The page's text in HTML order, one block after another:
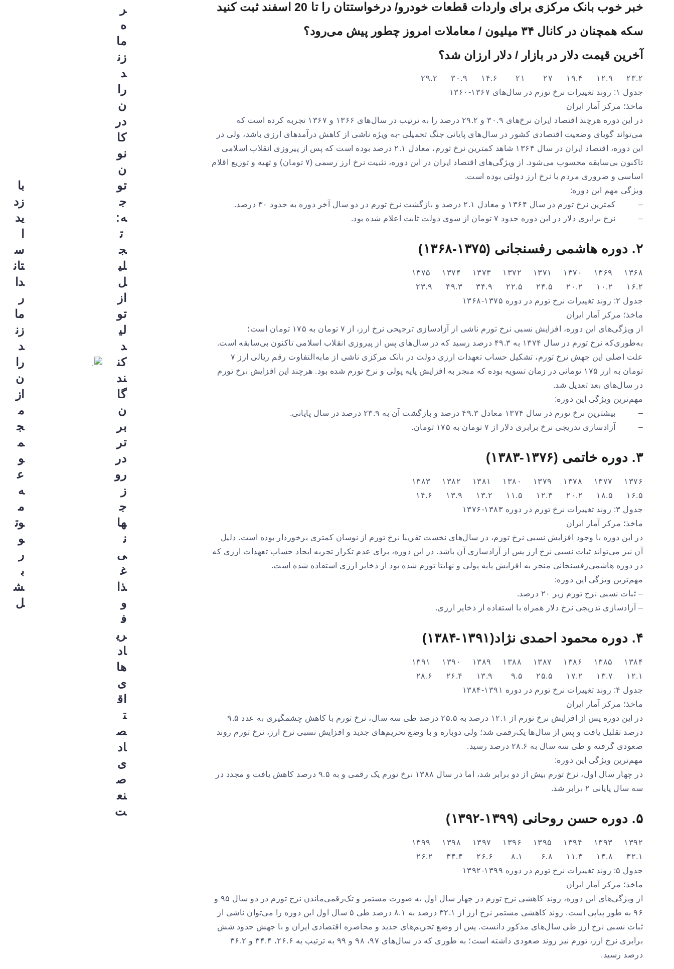
خبر خوب بانک مرکزی برای واردات قطعات خودرو/ درخواستتان را تا 20 اسفند ثبت کنید
سکه همچنان در کانال ۳۴ میلیون / معاملات امروز چطور پیش می‌رود؟
آخرین قیمت دلار در بازار / دلار ارزان شد؟
۲۳.۲ ۱۲.۹ ۱۹.۴ ۲۷ ۲۱ ۱۴.۶ ۳۰.۹ ۲۹.۲
جدول ۱: روند تغییرات نرخ تورم در سال‌های ۱۳۶۷-۱۳۶۰
ماخذ؛ مرکز آمار ایران
در این دوره هرچند اقتصاد ایران نرخ‌های ۳۰.۹ و ۲۹.۲ درصد را به ترتیب در سال‌های ۱۳۶۶ و ۱۳۶۷ تجربه کرده است که
می‌تواند گویای وضعیت اقتصادی کشور در سال‌های پایانی جنگ تحمیلی -به ویژه ناشی از کاهش درآمد‌های ارزی باشد، ولی در
این دوره، اقتصاد ایران در سال ۱۳۶۴ شاهد کمترین نرخ تورم، معادل ۲.۱ درصد بوده است که پس از پیروزی انقلاب اسلامی
تاکنون بی‌سابقه محسوب می‌شود. از ویژگی‌های اقتصاد ایران در این دوره، تثبیت نرخ ارز رسمی (۷ تومان) و تهیه و توزیع اقلام
اساسی و ضروری مردم با نرخ ارز دولتی بوده است.
ویژگی مهم این دوره:
– کمترین نرخ تورم در سال ۱۳۶۴ و معادل ۲.۱ درصد و بازگشت نرخ تورم در دو سال آخر دوره به حدود ۳۰ درصد.
– نرخ برابری دلار در این دوره حدود ۷ تومان از سوی دولت ثابت اعلام شده بود.
۲. دوره هاشمی رفسنجانی (۱۳۷۵-۱۳۶۸)
۱۳۶۸ ۱۳۶۹ ۱۳۷۰ ۱۳۷۱ ۱۳۷۲ ۱۳۷۳ ۱۳۷۴ ۱۳۷۵
۱۶.۲ ۱۰.۲ ۲۰.۲ ۲۴.۵ ۲۲.۵ ۳۴.۹ ۴۹.۳ ۲۳.۹
جدول ۲: روند تغییرات نرخ تورم در دوره ۱۳۷۵-۱۳۶۸
ماخذ؛ مرکز آمار ایران
از ویژگی‌های این دوره، افزایش نسبی نرخ تورم ناشی از آزادسازی ترجیحی نرخ ارز، از ۷ تومان به ۱۷۵ تومان است؛
به‌طوری‌که نرخ تورم در سال ۱۳۷۴ به ۴۹.۳ درصد رسید که در سال‌های پس از پیروزی انقلاب اسلامی تاکنون بی‌سابقه است.
علت اصلی این جهش نرخ تورم، تشکیل حساب تعهدات ارزی دولت در بانک مرکزی ناشی از مابه‌التفاوت رقم ریالی ارز ۷
تومان به ارز ۱۷۵ تومانی در زمان تسویه بوده که منجر به افزایش پایه پولی و نرخ تورم شده بود. هرچند این افزایش نرخ تورم
در سال‌های بعد تعدیل شد.
مهم‌ترین ویژگی این دوره:
– بیشترین نرخ تورم در سال ۱۳۷۴ معادل ۴۹.۳ درصد و بازگشت آن به ۲۳.۹ درصد در سال پایانی.
– آزادسازی تدریجی نرخ برابری دلار از ۷ تومان به ۱۷۵ تومان.
۳. دوره خاتمی (۱۳۷۶-۱۳۸۳)
۱۳۷۶ ۱۳۷۷ ۱۳۷۸ ۱۳۷۹ ۱۳۸۰ ۱۳۸۱ ۱۳۸۲ ۱۳۸۳
۱۶.۵ ۱۸.۵ ۲۰.۲ ۱۲.۳ ۱۱.۵ ۱۳.۲ ۱۳.۹ ۱۴.۶
جدول ۳: روند تغییرات نرخ تورم در دوره ۱۳۸۳-۱۳۷۶
ماخذ؛ مرکز آمار ایران
در این دوره با وجود افزایش نسبی نرخ تورم، در سال‌های نخست تقریبا نرخ تورم از نوسان کمتری برخوردار بوده است. دلیل
آن نیز می‌تواند ثبات نسبی نرخ ارز پس از آزادسازی آن باشد. در این دوره، برای عدم تکرار تجربه ایجاد حساب تعهدات ارزی که
در دوره هاشمی‌رفسنجانی منجر به افزایش پایه پولی و نهایتا تورم شده بود از ذخایر ارزی استفاده شده است.
مهم‌ترین ویژگی این دوره:
– ثبات نسبی نرخ تورم زیر ۲۰ درصد.
– آزادسازی تدریجی نرخ دلار همراه با استفاده از ذخایر ارزی.
۴. دوره محمود احمدی نژاد(۱۳۹۱-۱۳۸۴)
۱۳۸۴ ۱۳۸۵ ۱۳۸۶ ۱۳۸۷ ۱۳۸۸ ۱۳۸۹ ۱۳۹۰ ۱۳۹۱
۱۲.۱ ۱۳.۷ ۱۷.۲ ۲۵.۵ ۹.۵ ۱۳.۹ ۲۶.۴ ۲۸.۶
جدول ۴: روند تغییرات نرخ تورم در دوره ۱۳۹۱-۱۳۸۴
ماخذ؛ مرکز آمار ایران
در این دوره پس از افزایش نرخ تورم از ۱۲.۱ درصد به ۲۵.۵ درصد طی سه سال، نرخ تورم با کاهش چشمگیری به عدد ۹.۵
درصد تقلیل یافت و پس از سال‌ها یک‌رقمی شد؛ ولی دوباره و با وضع تحریم‌های جدید و افزایش نسبی نرخ ارز، نرخ تورم روند
صعودی گرفته و طی سه سال به ۲۸.۶ درصد رسید.
مهم‌ترین ویژگی این دوره:
در چهار سال اول، نرخ تورم بیش از دو برابر شد، اما در سال ۱۳۸۸ نرخ تورم یک رقمی و به ۹.۵ درصد کاهش یافت و مجدد در
سه سال پایانی ۲ برابر شد.
۵. دوره حسن روحانی (۱۳۹۹-۱۳۹۲)
۱۳۹۲ ۱۳۹۳ ۱۳۹۴ ۱۳۹۵ ۱۳۹۶ ۱۳۹۷ ۱۳۹۸ ۱۳۹۹
۳۲.۱ ۱۴.۸ ۱۱.۳ ۶.۸ ۸.۱ ۲۶.۶ ۳۴.۴ ۲۶.۲
جدول ۵: روند تغییرات نرخ تورم در دوره ۱۳۹۹-۱۳۹۲
ماخذ؛ مرکز آمار ایران
از ویژگی‌های این دوره، روند کاهشی نرخ تورم در چهار سال اول به صورت مستمر و تک‌رقمی‌ماندن نرخ تورم در دو سال ۹۵ و
۹۶ به طور پیاپی است. روند کاهشی مستمر نرخ ارز از ۳۲.۱ درصد به ۸.۱ درصد طی ۵ سال اول این دوره را می‌توان ناشی از
ثبات نسبی نرخ ارز طی سال‌های مذکور دانست. پس از وضع تحریم‌های جدید و محاصره اقتصادی ایران و با جهش حدود شش
برابری نرخ ارز، تورم نیز روند صعودی داشته است؛ به طوری که در سال‌های ۹۷، ۹۸ و ۹۹ به ترتیب به ۲۶.۶، ۳۴.۴ و ۳۶.۲
درصد رسید.
ر
ه
ما
زن
د
را
ن
در
کا
نو
ن
تو
ج
ه:
ت
ج
لی
ل
از
تو
لی
د
کن
ند
گا
ن
بر
تر
در
رو
ز
ج
ها
ن
ی
غ
ذا
و
ف
ری
اد
ها
ی
اق
ت
ص
اد
ی
ص
نع
ت
با
زد
ید
س
تان
دا
ر
ما
زن
د
را
ن
از
م
ج
م
و
ع
ه
م
وت
و
ر
ب
ش
ل